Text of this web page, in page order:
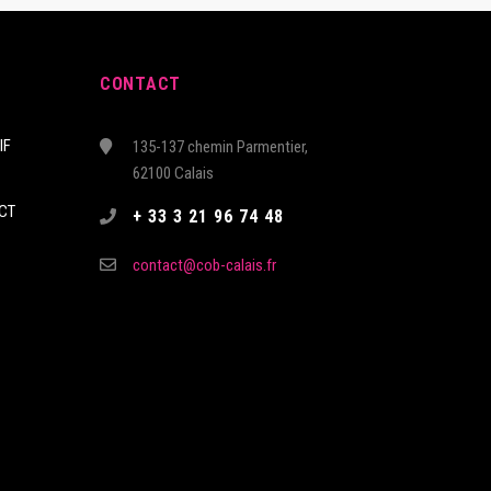
CONTACT
135-137 chemin Parmentier,
62100 Calais
+ 33 3 21 96 74 48
contact@cob-calais.fr